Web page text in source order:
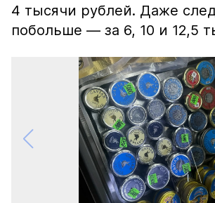
4 тысячи рублей. Даже
побольше — за 6, 10 и 12,5